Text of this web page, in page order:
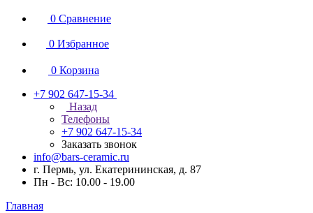
0 Сравнение
0 Избранное
0 Корзина
+7 902 647-15-34
Назад
Телефоны
+7 902 647-15-34
Заказать звонок
info@bars-ceramic.ru
г. Пермь, ул. Екатерининская, д. 87
Пн - Вс: 10.00 - 19.00
Главная